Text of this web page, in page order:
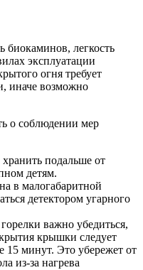
биокаминов, легкость
эксплуатации
огня требует
иначе возможно
о соблюдении мер
подальше от
детям.
в малогабаритной
детектором угарного
важно убедиться,
крышки следует
15 минут. Это убережет от
из-за нагрева